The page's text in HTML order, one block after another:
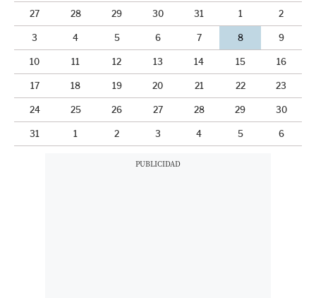
27 28 29 30 31 1 2
3 4 5 6 7 8 9
10 11 12 13 14 15 16
17 18 19 20 21 22 23
24 25 26 27 28 29 30
31 1 2 3 4 5 6